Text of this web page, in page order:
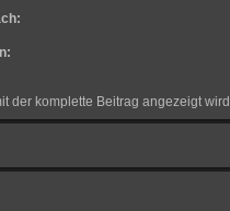
der komplette Beitrag angezeigt wird.